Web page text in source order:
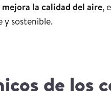
la calidad del aire,
y sostenible.
de los